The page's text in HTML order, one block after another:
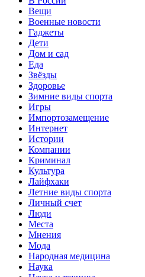
Вещи
Военные новости
Гаджеты
Дети
Дом и сад
Еда
Звёзды
Здоровье
Зимние виды спорта
Игры
Импортозамещение
Интернет
Истории
Компании
Криминал
Культура
Лайфхаки
Летние виды спорта
Личный счет
Люди
Места
Мнения
Мода
Народная медицина
Наука